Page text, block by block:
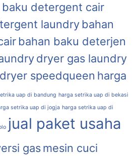
baku detergent cair
laundry bahan
bahan baku deterjen
dryer gas laundry
dryer speedqueen harga
uap di bandung harga setrika uap di bekasi
setrika uap di jogja harga setrika uap di
jual paket usaha
gasmesin cuci